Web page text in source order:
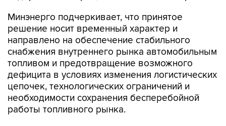
направлено на обеспечение стабильного
снабжения внутреннего рынка автомобильным
топливом и предотвращение возможного
дефицита в условиях изменения логистических
цепочек, технологических ограничений и
необходимости сохранения бесперебойной
работы топливного рынка.
"При этом речь не идет о пересмотре